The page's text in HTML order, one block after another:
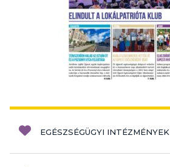
EGÉSZSÉGÜGYI INTÉZMÉNYEK